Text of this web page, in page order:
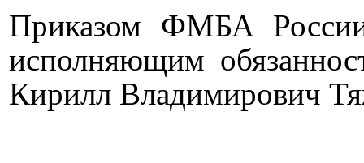
Приказом ФМБА
исполняющим
Кирилл Владимирович